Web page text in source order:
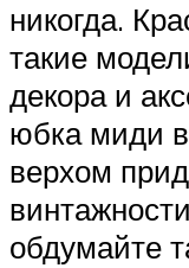
никогда.
такие
декора и
юбка миди
верхом
обдумайте